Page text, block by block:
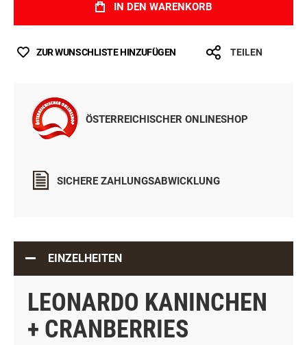
IN DEN WARENKORB
ZUR WUNSCHLISTE HINZUFÜGEN TEILEN
ÖSTERREICHISCHER ONLINESHOP
SICHERE ZAHLUNGSABWICKLUNG
EINZELHEITEN
LEONARDO KANINCHEN
+ CRANBERRIES